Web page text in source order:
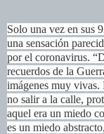
Solo una vez en sus
una sensación
por el coronavirus.
recuerdos de la
imágenes muy
no salir a la calle,
aquel era un miedo
es un miedo